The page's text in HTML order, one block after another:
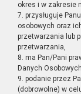
okres i w zakresie
7. przysługuje
osobowych oraz
przetwarzania lub
przetwarzania,
8. ma Pan/Pani
Danych
9. podanie przez
(dobrowolne) w